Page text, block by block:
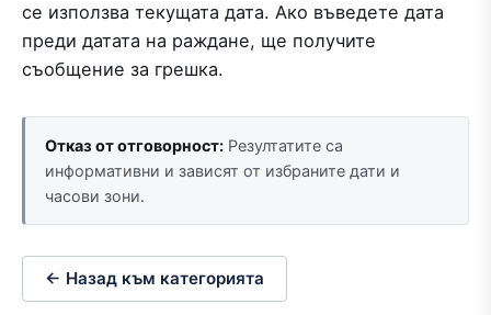
се използва текущата дата. Ако въведете дата
преди датата на раждане, ще получите
съобщение за грешка.
Отказ от отговорност: Резултатите са
информативни и зависят от избраните дати и
часови зони.
← Назад към категорията